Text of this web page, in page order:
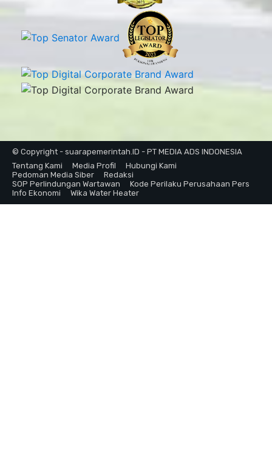
© Copyright - suarapemerintah.ID - PT MEDIA ADS INDONESIA
Tentang Kami
Media Profil
Hubungi Kami
Pedoman Media Siber
Redaksi
SOP Perlindungan Wartawan
Kode Perilaku Perusahaan Pers
Info Ekonomi
Wika Water Heater